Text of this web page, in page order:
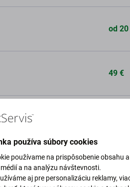
od
49 €
od 30
používa súbory cookies
používame na prispôsobenie obsahu
a na analýzu návštevnosti.
aj pre personalizáciu reklamy,